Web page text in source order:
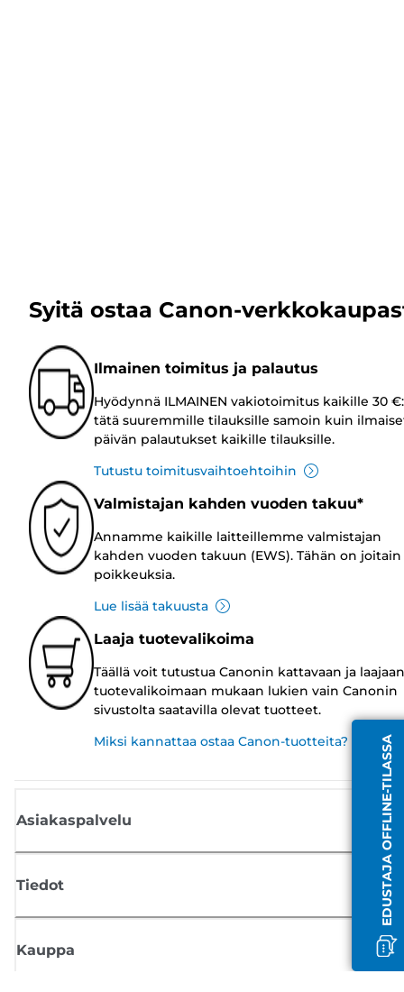
EDUSTAJA OFFLINE-TILASSA
Syitä ostaa Canon-
Ilmainen toimitus ja palautus
Hyödynnä ILMAINEN vakiotoimitus kaikille 30
tätä suuremmille tilauksille samoin kuin
päivän palautukset kaikille tilauksille.
Tutustu toimitusvaihtoehtoihin
Valmistajan kahden vuoden takuu*
Annamme kaikille laitteillemme valmistajan
kahden vuoden takuun (EWS). Tähän on joitain
poikkeuksia.
Lue lisää takuusta
Laaja tuotevalikoima
Täällä voit tutustua Canonin kattavaan ja laajaan
tuotevalikoimaan mukaan lukien vain Canonin
sivustolta saatavilla olevat tuotteet.
Miksi kannattaa ostaa Canon-tuotteita?
Asiakaspalvelu
Tiedot
Kauppa